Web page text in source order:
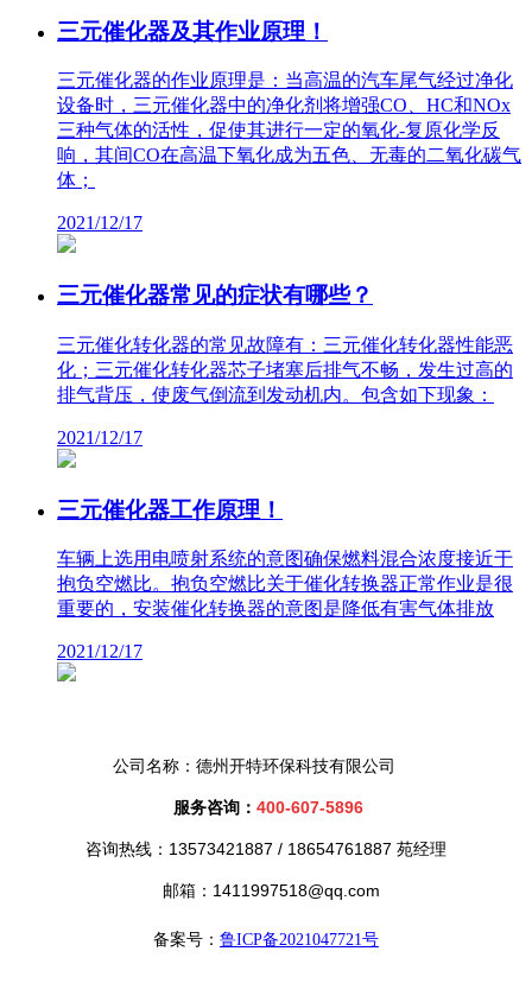
三元催化器及其作业原理！
三元催化器的作业原理是：当高温的汽车尾气经过净化
设备时，三元催化器中的净化剂将增强CO、HC和NOx
三种气体的活性，促使其进行一定的氧化-复原化学反
响，其间CO在高温下氧化成为五色、无毒的二氧化碳气
体；
2021/12/17
三元催化器常见的症状有哪些？
三元催化转化器的常见故障有：三元催化转化器性能恶
化；三元催化转化器芯子堵塞后排气不畅，发生过高的
排气背压，使废气倒流到发动机内。包含如下现象：
2021/12/17
三元催化器工作原理！
车辆上选用电喷射系统的意图确保燃料混合浓度接近于
抱负空燃比。抱负空燃比关于催化转换器正常作业是很
重要的，安装催化转换器的意图是降低有害气体排放
2021/12/17
公司名称：德州开特环保科技有限公司
服务咨询： 400-607-5896
咨询热线：13573421887 / 18654761887 苑经理
邮箱：1411997518@qq.com
备案号： 鲁ICP备2021047721号